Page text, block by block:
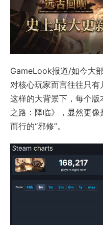
GameLook报道/如今大
对核心玩家而言往往只
这样的大背景下，每个
之路：降临》，显然更
而行的“邪修”。